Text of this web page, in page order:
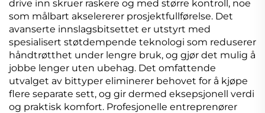
drive inn skruer raskere og med større kontroll, noe
som målbart akselererer prosjektfullførelse. Det
avanserte innslagsbitsettet er utstyrt med
spesialisert støtdempende teknologi som reduserer
håndtrøtthet under lengre bruk, og gjør det mulig å
jobbe lenger uten ubehag. Det omfattende
utvalget av bittyper eliminerer behovet for å kjøpe
flere separate sett, og gir dermed eksepsjonell verdi
og praktisk komfort. Profesjonelle entreprenører